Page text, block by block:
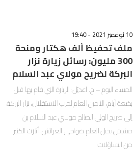
10 نوفمبر 2021 - 19:40
ملف تحفيظ ألف هكتار ومنحة
300 مليون: رسائل زيارة نزار
البركة لضريح مولاي عبد السلام
المساء اليوم – ح. اعديّل: الزيارة التي قام بها قبل
بضعة أيام، الأمين العام لحزب الاستقلال، نزار البركة،
إلى ضريح الولي الصالح مولاي عبد السلام بن
مشيش بجبل العلم ضواحي العرائش، أثارت الكثير
من التساؤلات